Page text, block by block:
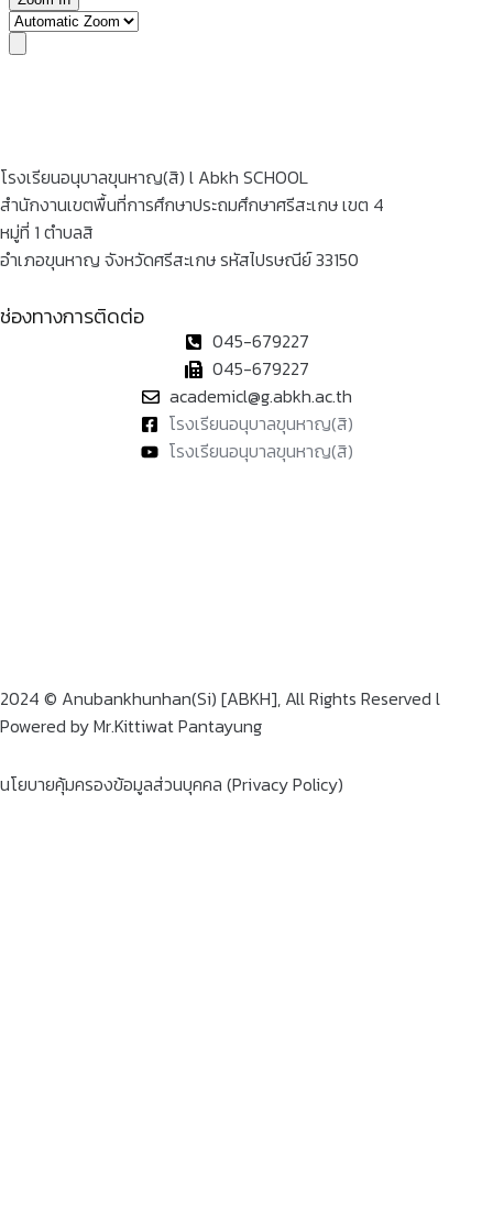
โรงเรียนอนุบาลขุนหาญ(สิ) l Abkh SCHOOL
สำนักงานเขตพื้นที่การศึกษาประถมศึกษาศรีสะเกษ เขต 4
หมู่ที่ 1 ตำบลสิ
อำเภอขุนหาญ จังหวัดศรีสะเกษ รหัสไปรษณีย์ 33150
ช่องทางการติดต่อ
045-679227
045-679227
academicl@g.abkh.ac.th
โรงเรียนอนุบาลขุนหาญ(สิ)
โรงเรียนอนุบาลขุนหาญ(สิ)
2024 © Anubankhunhan(Si) [ABKH], All Rights Reserved l
Powered by Mr.Kittiwat Pantayung
นโยบายคุ้มครองข้อมูลส่วนบุคคล (Privacy Policy)